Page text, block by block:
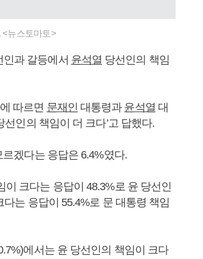
<뉴스토마토>
과 갈등에서 윤석열 당선인의 책임
따르면 문재인 대통령과 윤석열 대
인의 책임이 더 크다’고 답했다.
겠다는 응답은 6.4%였다.
크다는 응답이 48.3%로 윤 당선인
는 응답이 55.4%로 문 대통령 책임
에서는 윤 당선인의 책임이 크다